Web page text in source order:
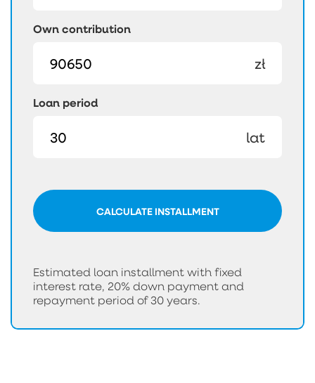
Own contribution
zł
Loan period
lat
CALCULATE INSTALLMENT
Estimated loan installment with fixed
interest rate, 20% down payment and
repayment period of 30 years.